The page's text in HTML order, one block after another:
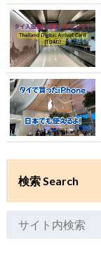
検索 Search